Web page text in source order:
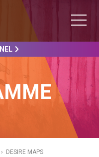
› DESIRE MAPS